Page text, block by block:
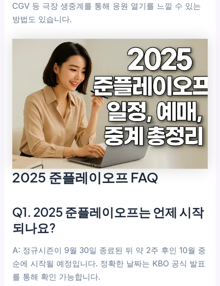
CGV 등 극장 생중계를 통해 응원 열기를 느낄 수 있는
방법도 있습니다.
2025 준플레이오프 FAQ
Q1. 2025 준플레이오프는 언제 시작
되나요?
A: 정규시즌이 9월 30일 종료된 뒤 약 2주 후인 10월 중
순에 시작될 예정입니다. 정확한 날짜는 KBO 공식 발표
를 통해 확인 가능합니다.